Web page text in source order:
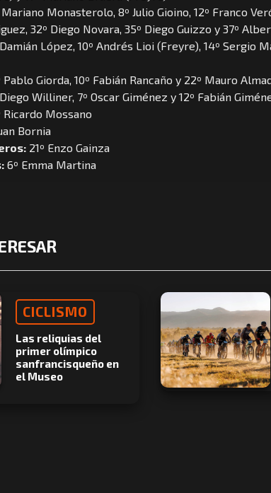
Mariano Monasterolo, 8º Julio Gioino, 12º Franco
32º Diego Novara, 35º Diego Guizzo y 37º
Damián López, 10º Andrés Lioi (Freyre), 14º Sergio
Pablo Giorda, 10º Fabián Rancaño y 22º Mauro
Diego Williner, 7º Oscar Giménez y 12º Fabián
Ricardo Mossano
Bornia
21º Enzo Gainza
6º Emma Martina
CICLISMO
Las reliquias del
primer olímpico
sanfrancisqueño en
el Museo